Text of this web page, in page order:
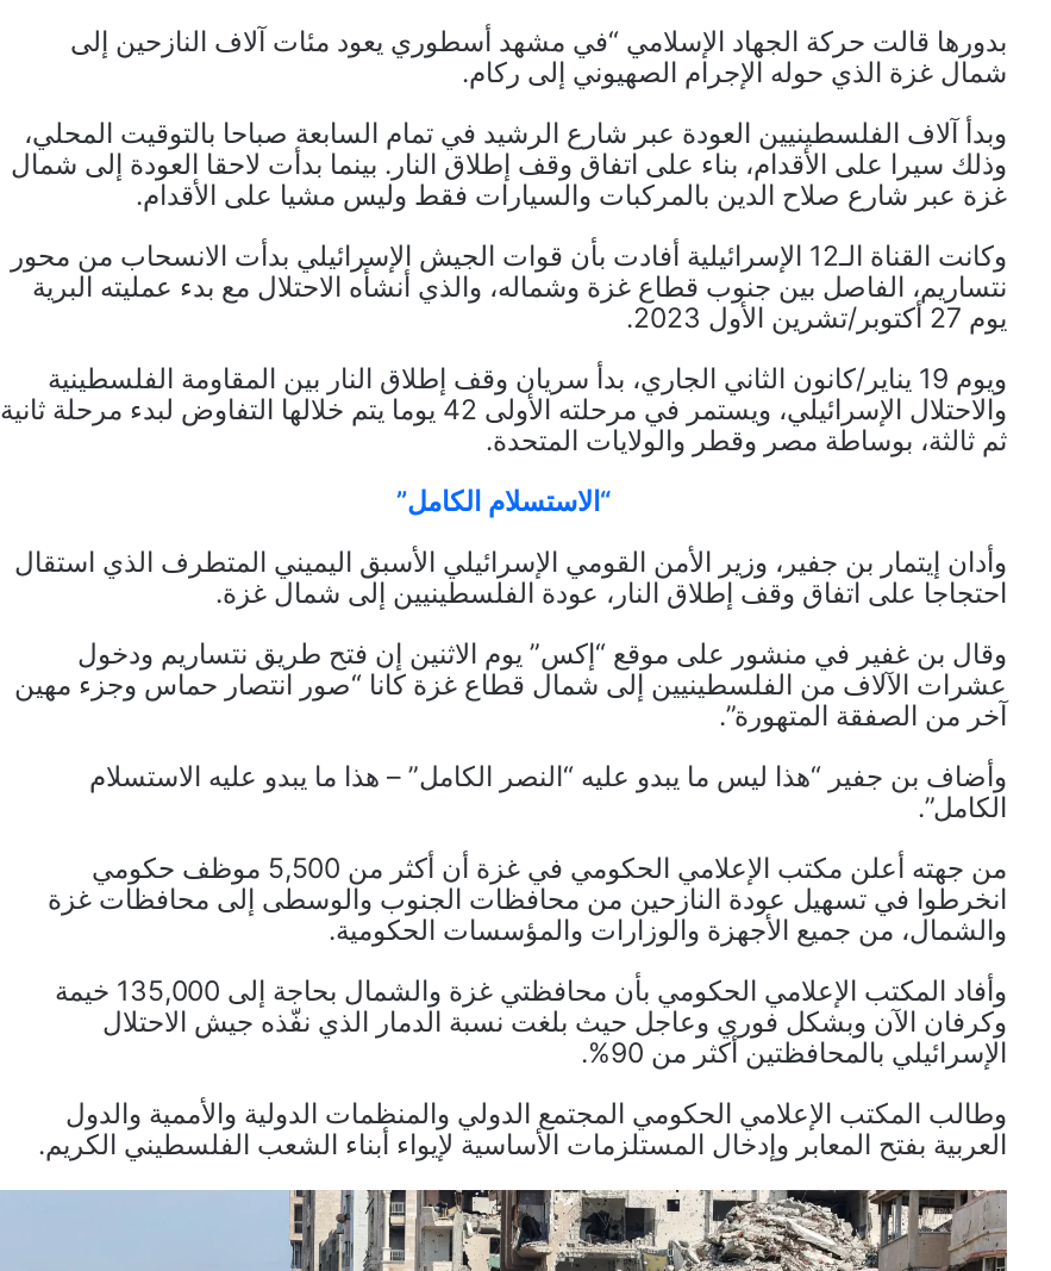
بدورها قالت حركة الجهاد الإسلامي “في مشهد أسطوري يعود مئات آلاف النازحين إلى
شمال غزة الذي حوله الإجرام الصهيوني إلى ركام.
وبدأ آلاف الفلسطينيين العودة عبر شارع الرشيد في تمام السابعة صباحا بالتوقيت المحلي،
وذلك سيرا على الأقدام، بناء على اتفاق وقف إطلاق النار. بينما بدأت لاحقا العودة إلى شمال
غزة عبر شارع صلاح الدين بالمركبات والسيارات فقط وليس مشيا على الأقدام.
وكانت القناة الـ12 الإسرائيلية أفادت بأن قوات الجيش الإسرائيلي بدأت الانسحاب من محور
نتساريم، الفاصل بين جنوب قطاع غزة وشماله، والذي أنشأه الاحتلال مع بدء عمليته البرية
يوم 27 أكتوبر/تشرين الأول 2023.
ويوم 19 يناير/كانون الثاني الجاري، بدأ سريان وقف إطلاق النار بين المقاومة الفلسطينية
والاحتلال الإسرائيلي، ويستمر في مرحلته الأولى 42 يوما يتم خلالها التفاوض لبدء مرحلة ثانية
ثم ثالثة، بوساطة مصر وقطر والولايات المتحدة.
“الاستسلام الكامل”
وأدان إيتمار بن جفير، وزير الأمن القومي الإسرائيلي الأسبق اليميني المتطرف الذي استقال
احتجاجا على اتفاق وقف إطلاق النار، عودة الفلسطينيين إلى شمال غزة.
وقال بن غفير في منشور على موقع “إكس” يوم الاثنين إن فتح طريق نتساريم ودخول
عشرات الآلاف من الفلسطينيين إلى شمال قطاع غزة كانا “صور انتصار حماس وجزء مهين
آخر من الصفقة المتهورة”.
وأضاف بن جفير “هذا ليس ما يبدو عليه “النصر الكامل” – هذا ما يبدو عليه الاستسلام
الكامل”.
من جهته أعلن مكتب الإعلامي الحكومي في غزة أن أكثر من 5,500 موظف حكومي
انخرطوا في تسهيل عودة النازحين من محافظات الجنوب والوسطى إلى محافظات غزة
والشمال، من جميع الأجهزة والوزارات والمؤسسات الحكومية.
وأفاد المكتب الإعلامي الحكومي بأن محافظتي غزة والشمال بحاجة إلى 135,000 خيمة
وكرفان الآن وبشكل فوري وعاجل حيث بلغت نسبة الدمار الذي نفّذه جيش الاحتلال
الإسرائيلي بالمحافظتين أكثر من 90%.
وطالب المكتب الإعلامي الحكومي المجتمع الدولي والمنظمات الدولية والأممية والدول
العربية بفتح المعابر وإدخال المستلزمات الأساسية لإيواء أبناء الشعب الفلسطيني الكريم.